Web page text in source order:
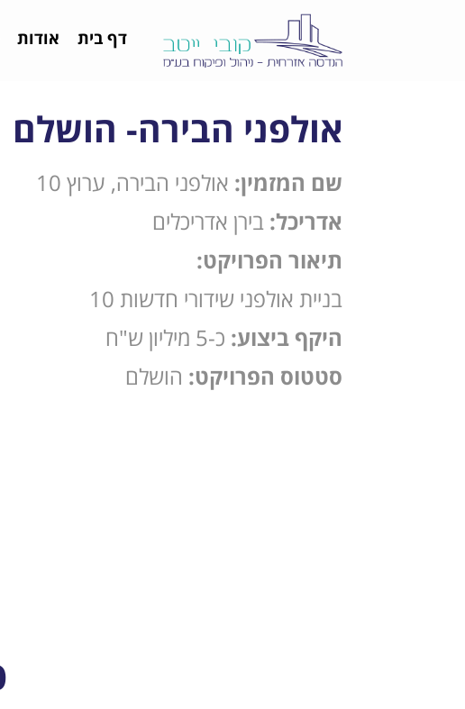
דף בית אודות
אולפני הבירה- הושלם
שם המזמין: אולפני הבירה, ערוץ 10
אדריכל: בירן אדריכלים
תיאור הפרויקט:
בניית אולפני שידורי חדשות 10
היקף ביצוע: כ-5 מיליון ש"ח
סטטוס הפרויקט: הושלם